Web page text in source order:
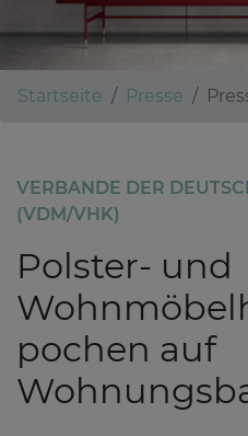
Startseite Presse
VERBANDE DER
(VDM/VHK)
Polster- und
pochen auf